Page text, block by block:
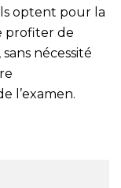
optent pour la
profiter de
nécessité
l’examen.